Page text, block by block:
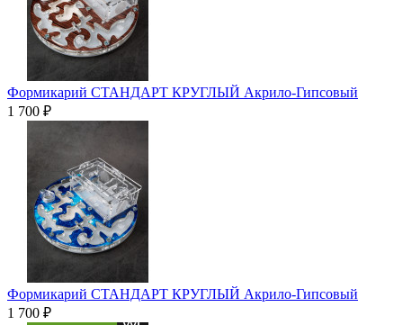
Формикарий СТАНДАРТ КРУГЛЫЙ Акрило-Гипсовый
1 700 ₽
Формикарий СТАНДАРТ КРУГЛЫЙ Акрило-Гипсовый
1 700 ₽